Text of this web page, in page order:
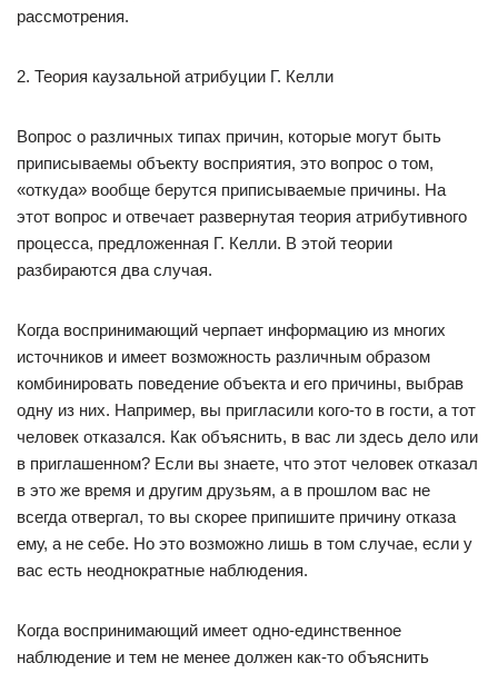
рассмотрения.
2. Теория каузальной атрибуции Г. Келли
Вопрос о различных типах причин, которые могут быть
приписываемы объекту восприятия, это вопрос о том,
«откуда» вообще берутся приписываемые причины. На
этот вопрос и отвечает развернутая теория атрибутивного
процесса, предложенная Г. Келли. В этой теории
разбираются два случая.
Когда воспринимающий черпает информацию из многих
источников и имеет возможность различным образом
комбинировать поведение объекта и его причины, выбрав
одну из них. Например, вы пригласили кого-то в гости, а тот
человек отказался. Как объяснить, в вас ли здесь дело или
в приглашенном? Если вы знаете, что этот человек отказал
в это же время и другим друзьям, а в прошлом вас не
всегда отвергал, то вы скорее припишите причину отказа
ему, а не себе. Но это возможно лишь в том случае, если у
вас есть неоднократные наблюдения.
Когда воспринимающий имеет одно-единственное
наблюдение и тем не менее должен как-то объяснить